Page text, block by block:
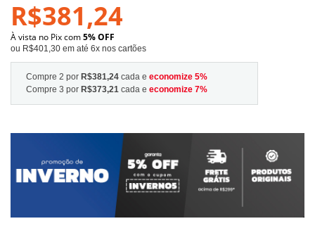
R$381,24
À vista no Pix com5% OFF
ou R$401,30 em até 6x nos cartões
Compre 2 por R$381,24 cada e economize 5%
Compre 3 por R$373,21 cada e economize 7%